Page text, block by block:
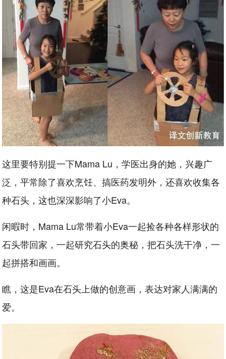
这里要特别提一下Mama Lu，学医出身的她，兴趣广
泛，平常除了喜欢烹饪、搞医药发明外，还喜欢收集各
种石头，这也深深影响了小Eva。
闲暇时，Mama Lu常带着小Eva一起捡各种各样形状的
石头带回家，一起研究石头的奥秘，把石头洗干净，一
起拼搭和画画。
瞧，这是Eva在石头上做的创意画，表达对家人满满的
爱。